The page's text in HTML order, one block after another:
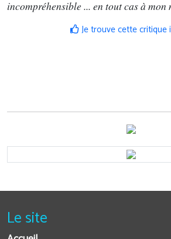
incompréhensible ... en tout cas à mon
Je trouve cette critique
Le site